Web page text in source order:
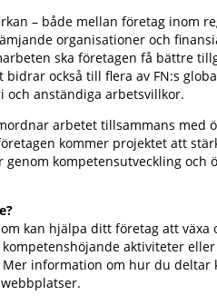
– både mellan företag inom
organisationer och
ska företagen få bättre
också till flera av FN:s
anständiga arbetsvillkor.
arbetet tillsammans med
kommer projektet att
kompetensutveckling och
kan hjälpa ditt företag att växa
aktiviteter
information om hur du deltar